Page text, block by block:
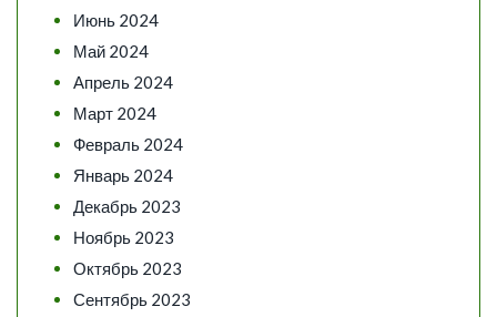
Июнь 2024
Май 2024
Апрель 2024
Март 2024
Февраль 2024
Январь 2024
Декабрь 2023
Ноябрь 2023
Октябрь 2023
Сентябрь 2023